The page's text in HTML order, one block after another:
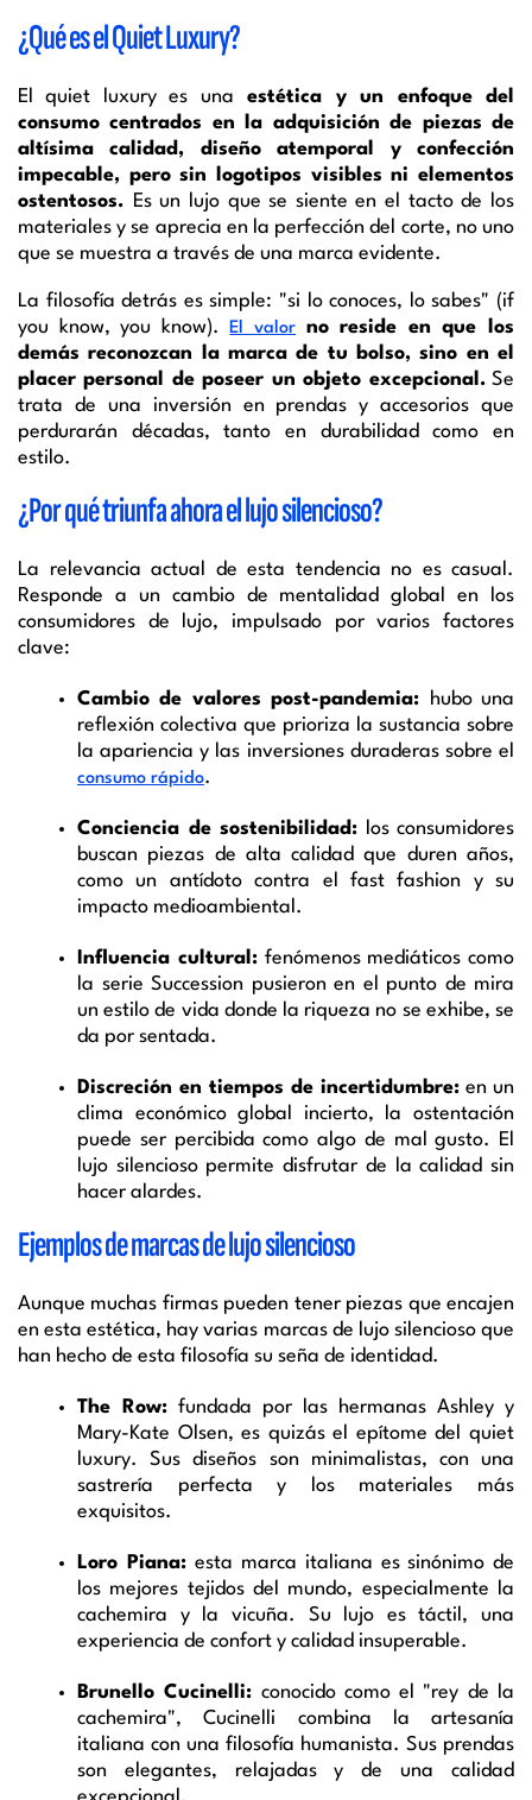
¿Qué es el Quiet Luxury?
El quiet luxury es una estética y un enfoque del
consumo centrados en la adquisición de piezas de
altísima calidad, diseño atemporal y confección
impecable, pero sin logotipos visibles ni elementos
ostentosos. Es un lujo que se siente en el tacto de los
materiales y se aprecia en la perfección del corte, no uno
que se muestra a través de una marca evidente.
La filosofía detrás es simple: "si lo conoces, lo sabes" (if
you know, you know).
El valor no reside en que los
demás reconozcan la marca de tu bolso, sino en el
placer personal de poseer un objeto excepcional.Se
trata de una inversión en prendas y accesorios que
perdurarán décadas, tanto en durabilidad como en
estilo.
¿Por qué triunfa ahora el lujo silencioso?
La relevancia actual de esta tendencia no es casual.
Responde a un cambio de mentalidad global en los
consumidores de lujo, impulsado por varios factores
clave:
Cambio de valores post-pandemia:
hubo una
reflexión colectiva que prioriza la sustancia sobre
la apariencia y las inversiones duraderas sobre el
consumo rápido.
Conciencia de sostenibilidad: los consumidores
buscan piezas de alta calidad que duren años,
como un antídoto contra el fast fashion y su
impacto medioambiental.
Influencia cultural:fenómenos mediáticos como
la serie Succession pusieron en el punto de mira
un estilo de vida donde la riqueza no se exhibe, se
da por sentada.
Discreción en tiempos de incertidumbre: en un
clima económico global incierto, la ostentación
puede ser percibida como algo de mal gusto. El
lujo silencioso permite disfrutar de la calidad sin
hacer alardes.
Ejemplos de marcas de lujo silencioso
Aunque muchas firmas pueden tener piezas que encajen
en esta estética, hay varias marcas de lujo silencioso que
han hecho de esta filosofía su seña de identidad.
The Row: fundada por las hermanas Ashley y
Mary-Kate Olsen, es quizás el epítome del quiet
luxury. Sus diseños son minimalistas, con una
sastrería perfecta y los materiales más
exquisitos.
Loro Piana:esta marca italiana es sinónimo de
los mejores tejidos del mundo, especialmente la
cachemira y la vicuña. Su lujo es táctil, una
experiencia de confort y calidad insuperable.
Brunello Cucinelli: conocido como el "rey de la
cachemira", Cucinelli combina la artesanía
italiana con una filosofía humanista. Sus prendas
son elegantes, relajadas y de una calidad